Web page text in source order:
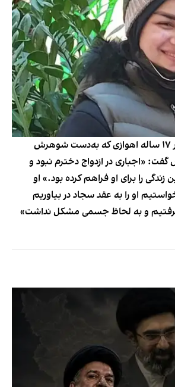
پدر مونا حیدری، دختر ۱۷ ساله اهوازی که به‌دست شوهرش
«اجباری در ازدواج دخترم نبود و
را برای او فراهم کرده بود.» او
او را به عقد سجاد در بیاوریم
گرفتیم و به لحاظ جسمی مشکل نداشت»